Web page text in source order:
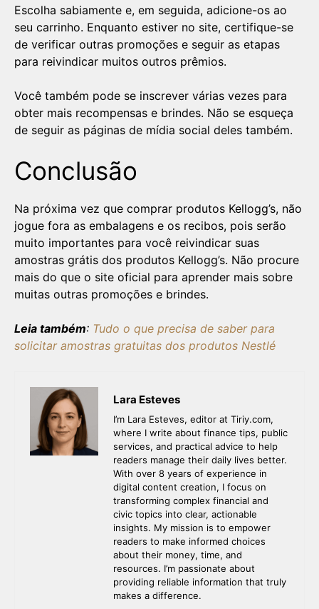
Escolha sabiamente e, em seguida, adicione-os ao
seu carrinho. Enquanto estiver no site, certifique-se
de verificar outras promoções e seguir as etapas
para reivindicar muitos outros prêmios.
Você também pode se inscrever várias vezes para
obter mais recompensas e brindes. Não se esqueça
de seguir as páginas de mídia social deles também.
Conclusão
Na próxima vez que comprar produtos Kellogg’s, não
jogue fora as embalagens e os recibos, pois serão
muito importantes para você reivindicar suas
amostras grátis dos produtos Kellogg’s. Não procure
mais do que o site oficial para aprender mais sobre
muitas outras promoções e brindes.
Leia também: Tudo o que precisa de saber para
solicitar amostras gratuitas dos produtos Nestlé
Lara Esteves
I’m Lara Esteves, editor at Tiriy.com,
where I write about finance tips, public
services, and practical advice to help
readers manage their daily lives better.
With over 8 years of experience in
digital content creation, I focus on
transforming complex financial and
civic topics into clear, actionable
insights. My mission is to empower
readers to make informed choices
about their money, time, and
resources. I’m passionate about
providing reliable information that truly
makes a difference.